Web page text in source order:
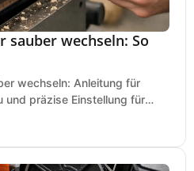
sauber wechseln: So
wechseln: Anleitung für
und präzise Einstellung für